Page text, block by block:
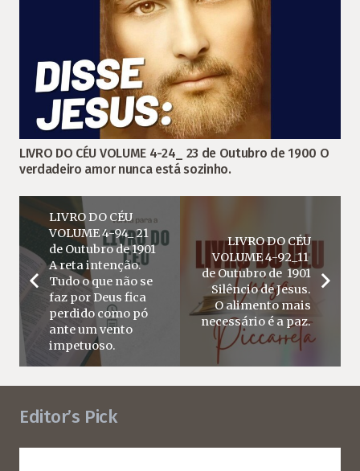
LIVRO DO CÉU VOLUME 4-24_ 23 de Outubro de 1900 O
verdadeiro amor nunca está sozinho.
LIVRO DO CÉU
VOLUME 4-94_ 21
de Outubro de 1901
A reta intenção.
Tudo o que não se
faz por Deus fica
perdido como pó
ante um vento
impetuoso.
LIVRO DO CÉU
VOLUME 4-92_11
de Outubro de 1901
Silêncio de Jesus.
O alimento mais
necessário é a paz.
Editor’s Pick